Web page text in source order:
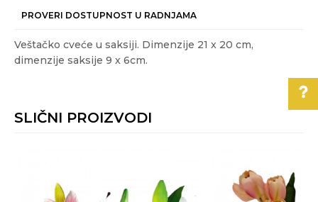
Za više informacija,
pomoć i porudžbine
PROVERI DOSTUPNOST U RADNJAMA
Veštačko cveće u saksiji. Dimenzije 21 x 20 cm,
dimenzije saksije 9 x 6cm.
Akcija DA
Najnoviji
SLIČNI PROIZVODI